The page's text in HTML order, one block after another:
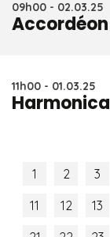
09h00 - 02.03.25
Accordéon
11h00 - 01.03.25
Harmonica
1 2 3
11
12 13